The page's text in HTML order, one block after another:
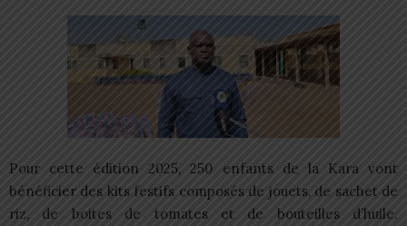
Pour cette édition 2025, 250 enfants de la Kara vont
bénéficier des kits festifs composés de jouets, de sachet de
riz, de boites de tomates et de bouteilles d’huile.